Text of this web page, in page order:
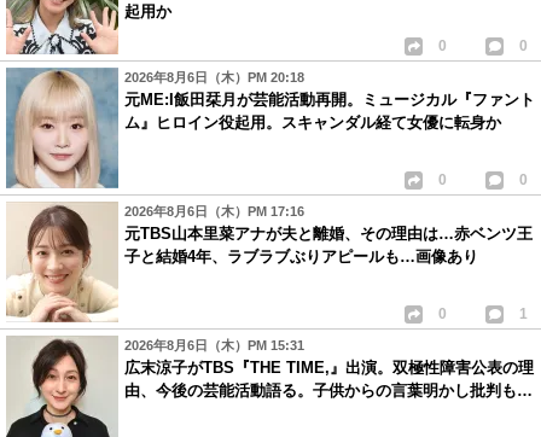
起用か
0 0
2026年8月6日（木）PM 20:18
元ME:I飯田栞月が芸能活動再開。ミュージカル『ファント
ム』ヒロイン役起用。スキャンダル経て女優に転身か
0 0
2026年8月6日（木）PM 17:16
元TBS山本里菜アナが夫と離婚、その理由は…赤ベンツ王
子と結婚4年、ラブラブぶりアピールも…画像あり
0 1
2026年8月6日（木）PM 15:31
広末涼子がTBS『THE TIME,』出演。双極性障害公表の理
由、今後の芸能活動語る。子供からの言葉明かし批判も…